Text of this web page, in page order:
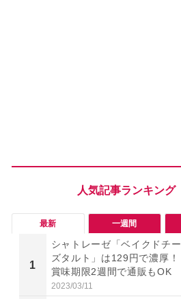
最新 一週間
1
シャトレーゼ「ベイクドチー
ズタルト」は129円で濃厚！
賞味期限2週間で通販もOK
2023/03/11